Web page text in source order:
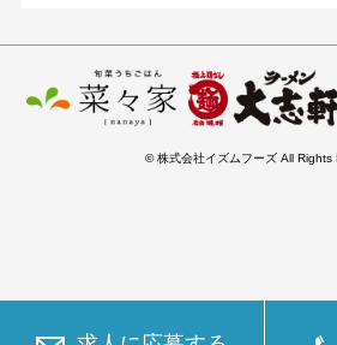
© 株式会社イズムフーズ All Rights